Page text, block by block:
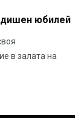
юбилей
в залата на